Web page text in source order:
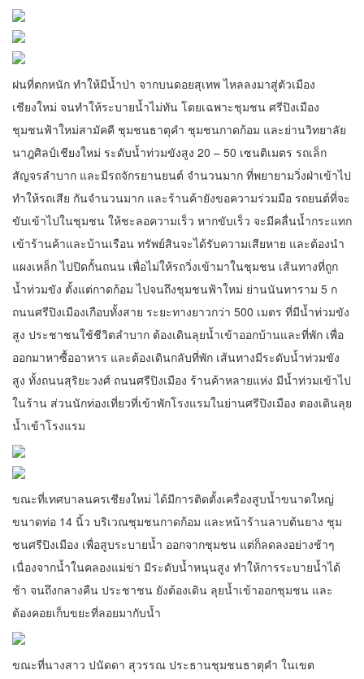
ฝนที่ตกหนัก ทำให้มีน้ำป่า จากบนดอยสุเทพ ไหลลงมาสู่ตัวเมือง
เชียงใหม่ จนทำให้ระบายน้ำไม่ทัน โดยเฉพาะชุมชน ศรีปิงเมือง
ชุมชนฟ้าใหม่สามัคคี ชุมชนธาตุคำ ชุมชนกาดก้อม และย่านวิทยาลัย
นาฎศิลป์เชียงใหม่ ระดับน้ำท่วมขังสูง 20 – 50 เซนติเมตร รถเล็ก
สัญจรลำบาก และมีรถจักรยานยนต์ จำนวนมาก ที่พยายามวิ่งฝ่าเข้าไป
ทำให้รถเสีย กันจำนวนมาก และร้านค้ายังขอความร่วมมือ รถยนต์ที่จะ
ขับเข้าไปในชุมชน ให้ชะลอความเร็ว หากขับเร็ว จะมีคลื่นน้ำกระแทก
เข้าร้านค้าและบ้านเรือน ทรัพย์สินจะได้รับความเสียหาย และต้องนำ
แผงเหล็ก ไปปิดกั้นถนน เพื่อไม่ให้รถวิ่งเข้ามาในชุมชน เส้นทางที่ถูก
น้ำท่วมขัง ตั้งแต่กาดก้อม ไปจนถึงชุมชนฟ้าใหม่ ย่านนันทาราม 5 ก
ถนนศรีปิงเมืองเกือบทั้งสาย ระยะทางยาวกว่า 500 เมตร ที่มีน้ำท่วมขัง
สูง ประชาชนใช้ชีวิตลำบาก ต้องเดินลุยน้ำเข้าออกบ้านและที่พัก เพื่อ
ออกมาหาซื้ออาหาร และต้องเดินกลับที่พัก เส้นทางมีระดับน้ำท่วมขัง
สูง ทั้งถนนสุริยะวงศ์ ถนนศรีปิงเมือง ร้านค้าหลายแห่ง มีน้ำท่วมเข้าไป
ในร้าน ส่วนนักท่องเที่ยวที่เข้าพักโรงแรมในย่านศรีปิงเมือง ตองเดินลุย
น้ำเข้าโรงแรม
ขณะที่เทศบาลนครเชียงใหม่ ได้มีการติดตั้งเครื่องสูบน้ำขนาดใหญ่
ขนาดท่อ 14 นิ้ว บริเวณชุมชนกาดก้อม และหน้าร้านลาบต้นยาง ชุม
ชนศรีปิงเมือง เพื่อสูบระบายน้ำ ออกจากชุมชน แต่ก็ลดลงอย่างช้าๆ
เนื่องจากน้ำในคลองแม่ข่า มีระดับน้ำหนุนสูง ทำให้การระบายน้ำได้
ช้า จนถึงกลางคืน ประชาชน ยังต้องเดิน ลุยน้ำเข้าออกชุมชน และ
ต้องคอยเก็บขยะที่ลอยมากับน้ำ
ขณะที่นางสาว ปนัดดา สุวรรณ ประธานชุมชนธาตุคำ ในเขต